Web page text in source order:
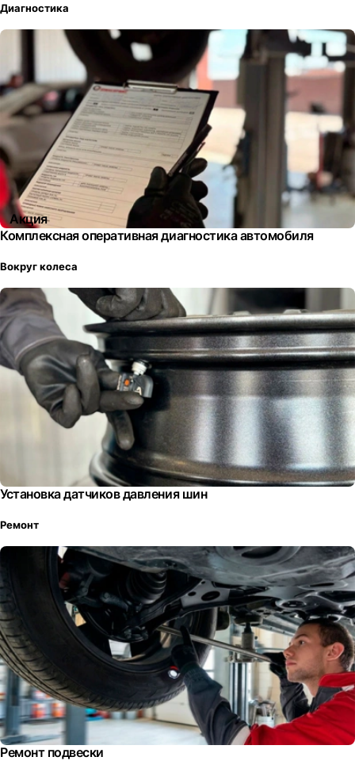
Диагностика
Акция
Комплексная оперативная диагностика автомобиля
Вокруг колеса
Установка датчиков давления шин
Ремонт
Ремонт подвески